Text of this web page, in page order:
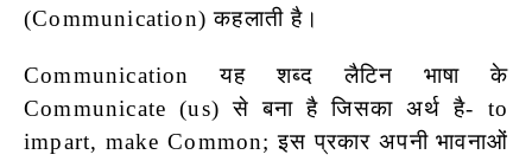
(Communication) कहलाती है।
Communication यह शब्द लैटिन भाषा के
Communicate (us) से बना है जिसका अर्थ है- to
impart, make Common; इस प्रकार अपनी भावनाओं